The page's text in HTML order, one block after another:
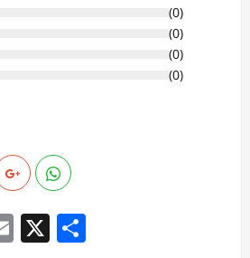
(0)
(0)
(0)
(0)
Email
X